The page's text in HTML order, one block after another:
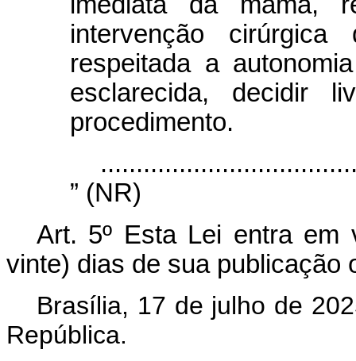
intervenção
respeitada a
esclarecida, decidir
procedimento.
” (NR)
Art. 5º Esta Lei entra em
vinte) dias de sua publicação
Brasília, 17 de julho de
República.